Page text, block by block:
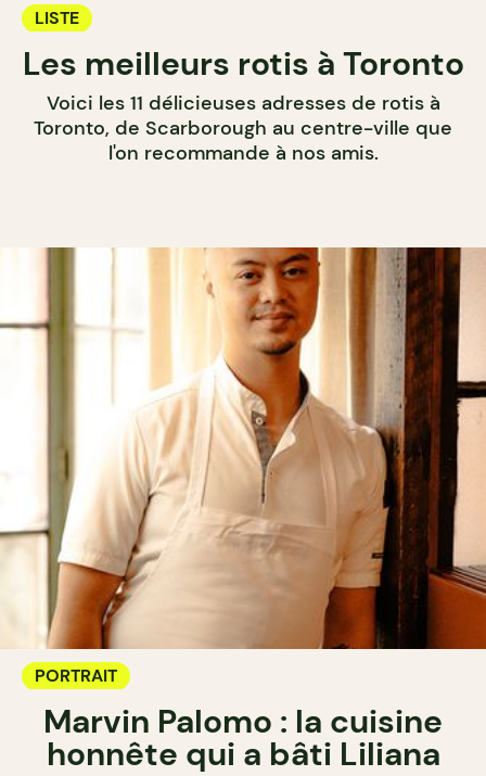
LISTE
Les meilleurs rotis à Toronto
Voici les 11 délicieuses adresses de rotis à
Toronto, de Scarborough au centre-ville que
l'on recommande à nos amis.
PORTRAIT
Marvin Palomo : la cuisine
honnête qui a bâti Liliana